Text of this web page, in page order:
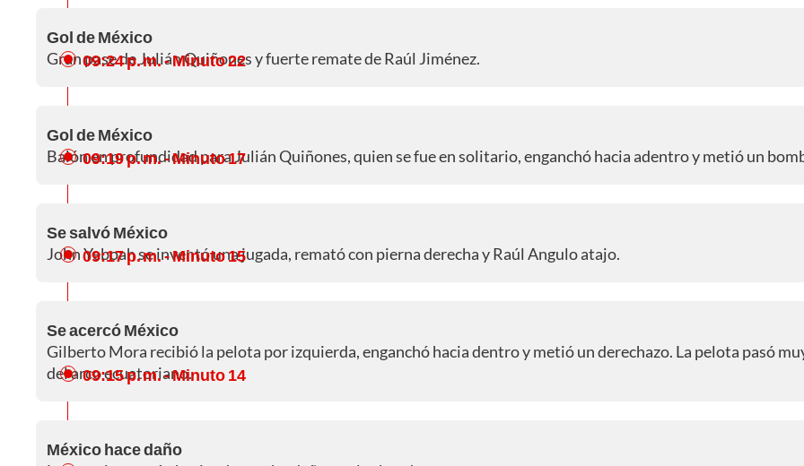
Gol de México
Gran pase de Julián Quiñones y fuerte remate de Raúl Jiménez.
09:24 p. m.- Minuto 22
Gol de México
Balón en profundidad para Julián Quiñones, quien se fue en solitario, enganchó hacia adentro y metió un
09:19 p. m.- Minuto 17
Se salvó México
John Yeboah se inventó una jugada, remató con pierna derecha y Raúl Angulo atajo.
09:17 p. m.- Minuto 15
Se acercó México
Gilberto Mora recibió la pelota por izquierda, enganchó hacia dentro y metió un derechazo. La pelota pasó
del arco ecuatoriano.
09:15 p. m.- Minuto 14
México hace daño